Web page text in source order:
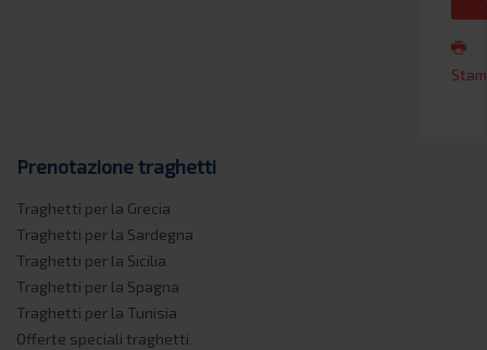
Prenotazione traghetti
Traghetti per la Grecia
Traghetti per la Sardegna
Traghetti per la Sicilia
Traghetti per la Spagna
Traghetti per la Tunisia
Offerte speciali traghetti